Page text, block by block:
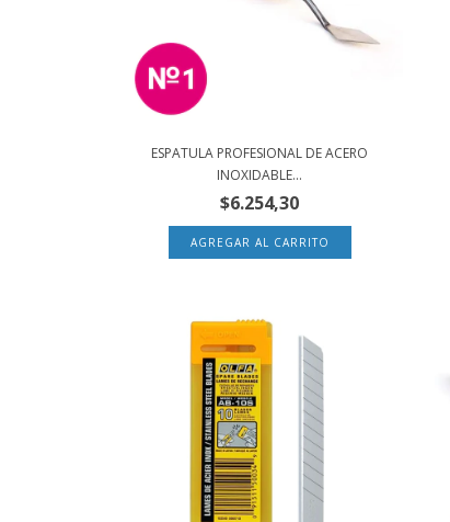
ESPATULA PROFESIONAL DE ACERO
INOXIDABLE...
$6.254,30